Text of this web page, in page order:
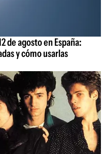
de agosto en España:
y cómo usarlas